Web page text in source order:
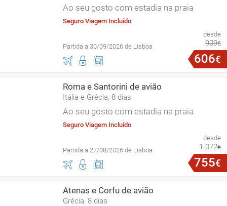
Ao seu gosto com estadia na praia
Seguro Viagem Incluído
Partida a 30/09/2026 de Lisboa
desde
909€
606€
Roma e Santorini de avião
Itália e Grécia, 8 dias
Ao seu gosto com estadia na praia
Seguro Viagem Incluído
Partida a 27/08/2026 de Lisboa
desde
1 072€
755€
Atenas e Corfu de avião
Grécia, 8 dias